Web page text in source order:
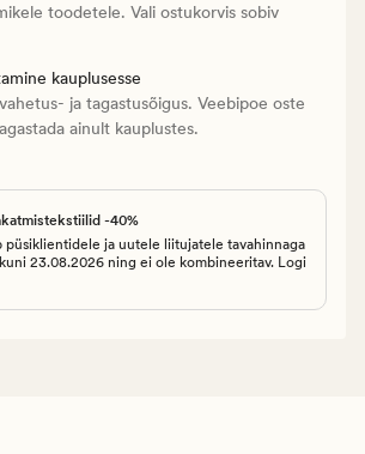
toodetele. Vali ostukorvis sobiv
kauplusesse
ja tagastusõigus. Veebipoe oste
ainult kauplustes.
-40%
püsiklientidele ja uutele liitujatele tavahinnaga
23.08.2026 ning ei ole kombineeritav. Logi